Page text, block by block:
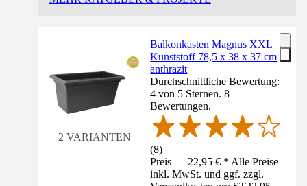
2 VARIANTEN
Balkonkasten Magnus XXL
Kunststoff 78,5 x 38 x 37 cm
anthrazit
Durchschnittliche Bewertung:
4 von 5 Sternen. 8
Bewertungen.
(8)
Preis — 22,95 € * Alle Preise
inkl. MwSt. und ggf. zzgl.